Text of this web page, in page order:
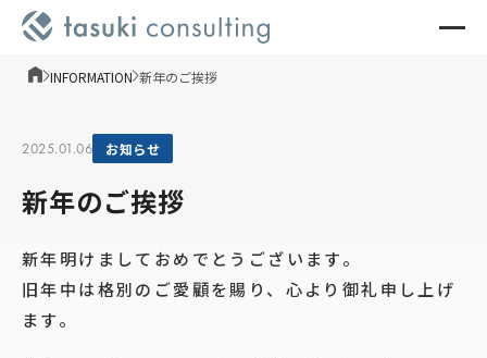
INFORMATION 新年のご挨拶
2025.01.06 お知らせ
新年のご挨拶
新年明けましておめでとうございます。
旧年中は格別のご愛顧を賜り、心より御礼申し上げ
ます。